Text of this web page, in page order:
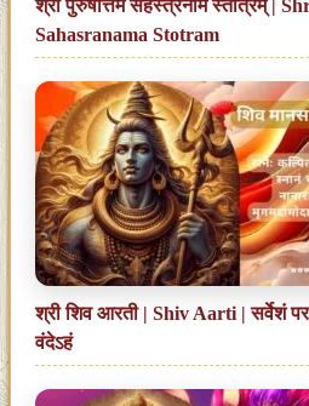
श्री पुरुषोत्तम सहस्त्रनाम स्तोत्रम् |
Sahasranama Stotram
श्री शिव आरती | Shiv Aarti | सर्वेशं
वंदेऽहं